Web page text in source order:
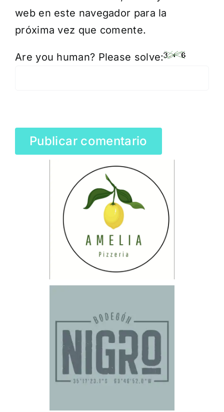
web en este navegador para la
próxima vez que comente.
Are you human? Please solve: